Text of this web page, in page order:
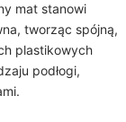
mat stanowi
tworząc spójną,
plastikowych
podłogi,